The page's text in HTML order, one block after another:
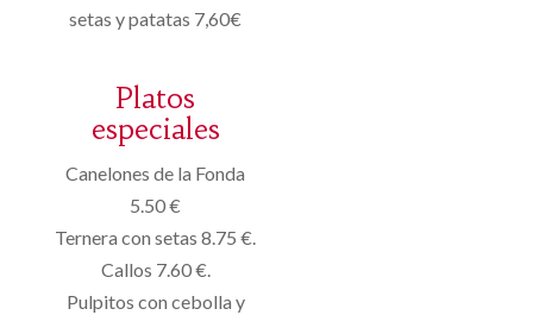
setas y patatas 7,60€
Platos
especiales
Canelones de la Fonda
5.50 €
Ternera con setas 8.75 €.
Callos 7.60 €.
Pulpitos con cebolla y